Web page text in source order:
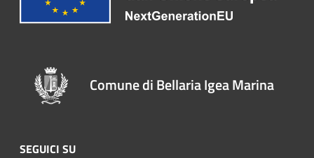
Comune di Bellaria Igea Marina
SEGUICI SU